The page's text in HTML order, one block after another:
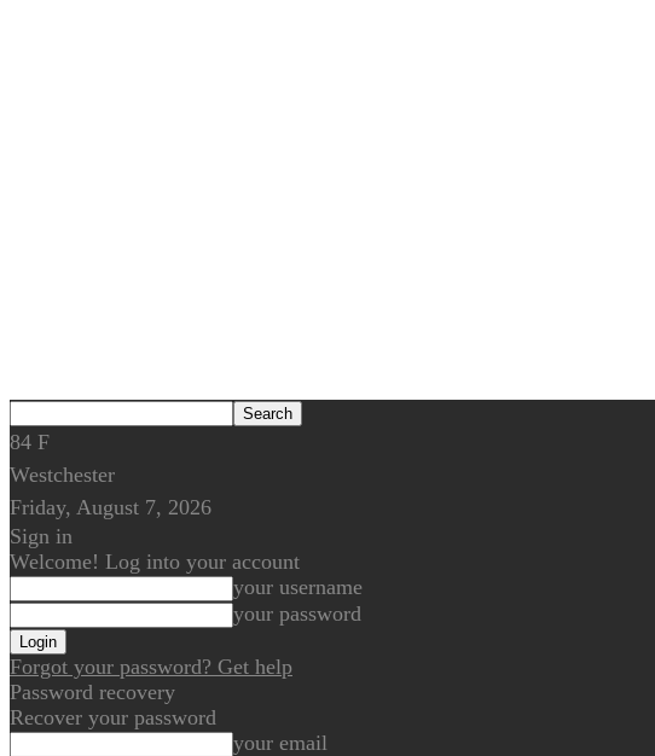
84 F
Westchester
Friday, August 7, 2026
Sign in
Welcome! Log into your account
your username
your password
Forgot your password? Get help
Password recovery
Recover your password
your email